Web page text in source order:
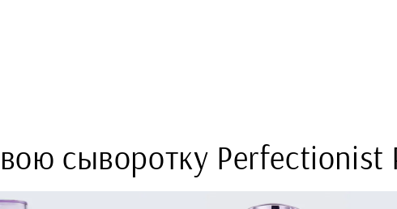
сыворотку Perfectionist